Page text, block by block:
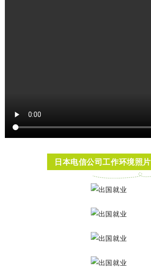
日本电信公司工作环境照片